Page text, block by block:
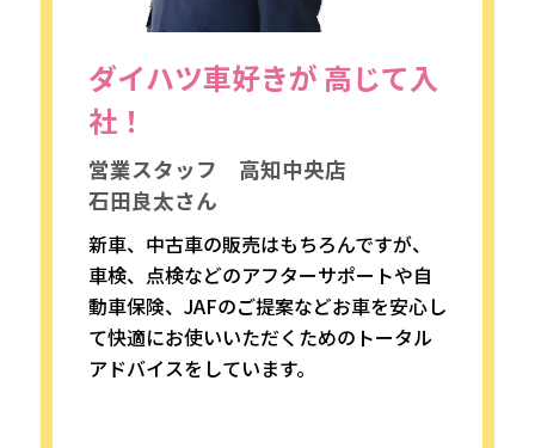
ダイハツ車好きが 高じて入
社！
営業スタッフ 高知中央店
石田良太さん
新車、中古車の販売はもちろんですが、
車検、点検などのアフターサポートや自
動車保険、JAFのご提案などお車を安心し
て快適にお使いいただくためのトータル
アドバイスをしています。